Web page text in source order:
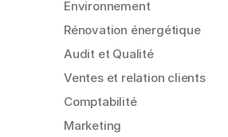
Environnement
Rénovation énergétique
Audit et Qualité
Ventes et relation clients
Comptabilité
Marketing